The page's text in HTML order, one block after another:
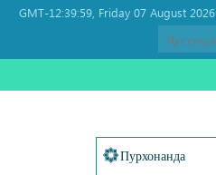
Friday 07 August 2026 ,
GMT-12:39:59
Пурхонанда